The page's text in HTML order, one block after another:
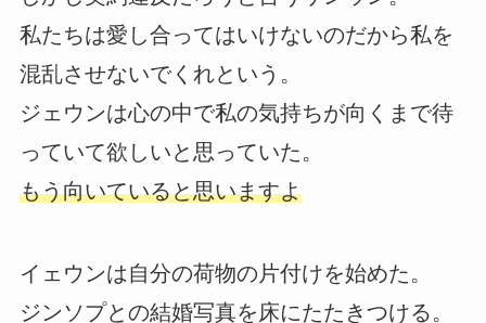
私たちは愛し合ってはいけないのだから私を
混乱させないでくれという。
ジェウンは心の中で私の気持ちが向くまで待
っていて欲しいと思っていた。
もう向いていると思いますよ
イェウンは自分の荷物の片付けを始めた。
ジンソプとの結婚写真を床にたたきつける。